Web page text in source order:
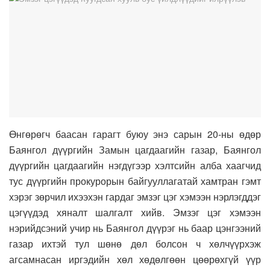
Өнгөрөгч баасан гарагт буюу энэ сарын 20-ны өдөр
Баянгол дүүргийн Замын цагдаагийн газар, Баянгол
дүүргийн цагдаагийн нэгдүгээр хэлтсийн алба хаагчид
тус дүүргийн прокурорын байгууллагатай хамтран гэмт
хэрэг зөрчил ихээхэн гардаг эмзэг цэг хэмээн нэрлэгддэг
цэгүүдэд хяналт шалгалт хийв. Эмзэг цэг хэмээн
нэрийдсэний учир нь Баянгол дүүрэг нь баар цэнгээний
газар ихтэй тул шөнө дөл болсон ч хөлчүүрхэж
агсамнасан иргэдийн хөл хөдөлгөөн цөөрөхгүй үүр